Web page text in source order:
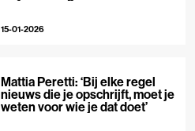
15-01-2026
Mattia Peretti: ‘Bij elke regel
nieuws die je opschrijft, moet je
weten voor wie je dat doet’